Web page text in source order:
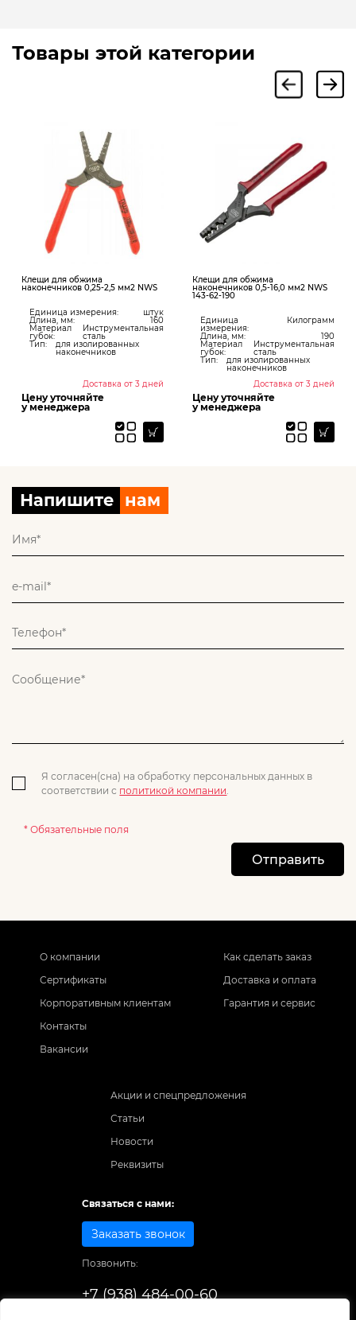
Товары этой категории
Клещи для обжима
наконечников 0,25-2,5 мм2 NWS
Единица измерения: штук
Длина, мм: 160
Материал
губок:
Инструментальная
сталь
Тип: для изолированных
наконечников
Доставка от 3 дней
Цену уточняйте
у менеджера
Клещи для обжима
наконечников 0,5-16,0 мм2 NWS
143-62-190
Единица
измерения:
Килограмм
Длина, мм:
190
Материал
губок:
Инструментальная
сталь
Тип: для изолированных
наконечников
Доставка от 3 дней
Цену уточняйте
у менеджера
Напишите нам
Я согласен(сна) на обработку персональных данных в
соответствии с политикой компании
* Обязательные поля
Отправить
О компании
Сертификаты
Корпоративным клиентам
Контакты
Вакансии
Как сделать заказ
Доставка и оплата
Гарантия и сервис
Акции и спецпредложения
Статьи
Новости
Реквизиты
Связаться с нами:
Заказать звонок
Позвонить:
+7 (938) 484-00-60